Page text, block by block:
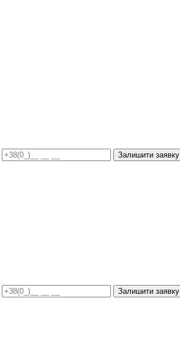
Залишити заявку
Залишити заявку